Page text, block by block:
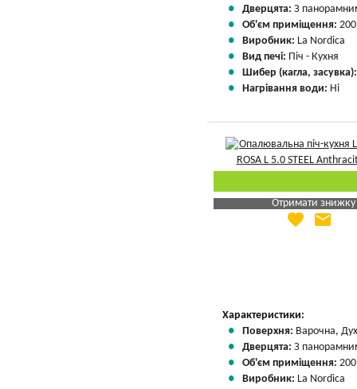
Дверцята: З
Об'єм приміщення:
Виробник: La Nordica
Вид печі: Піч - Кухня
Шибер (кагла,
Нагрівання води: Ні
Отримати знижку
Яка Ваша ціна
favorite email
Характеристики:
Поверхня: Варочна,
Дверцята: З
Об'єм приміщення:
Виробник: La Nordica